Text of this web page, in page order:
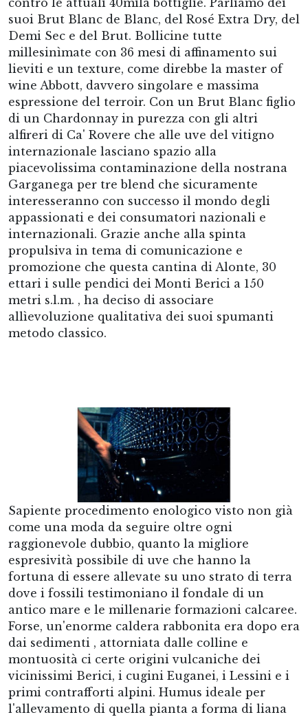
contro le attuali 40mila bottiglie. Parliamo dei
suoi Brut Blanc de Blanc, del Rosé Extra Dry, del
Demi Sec e del Brut. Bollicine tutte
millesinìmate con 36 mesi di affinamento sui
lieviti e un texture, come direbbe la master of
wine Abbott, davvero singolare e massima
espressione del terroir. Con un Brut Blanc figlio
di un Chardonnay in purezza con gli altri
alfireri di Ca' Rovere che alle uve del vitigno
internazionale lasciano spazio alla
piacevolissima contaminazione della nostrana
Garganega per tre blend che sicuramente
interesseranno con successo il mondo degli
appassionati e dei consumatori nazionali e
internazionali. Grazie anche alla spinta
propulsiva in tema di comunicazione e
promozione che questa cantina di Alonte, 30
ettari i sulle pendici dei Monti Berici a 150
metri s.l.m. , ha deciso di associare
allìevoluzione qualitativa dei suoi spumanti
metodo classico.
Sapiente procedimento enologico visto non già
come una moda da seguire oltre ogni
raggionevole dubbio, quanto la migliore
espresività possibile di uve che hanno la
fortuna di essere allevate su uno strato di terra
dove i fossili testimoniano il fondale di un
antico mare e le millenarie formazioni calcaree.
Forse, un'enorme caldera rabbonita era dopo era
dai sedimenti , attorniata dalle colline e
montuosità ci certe origini vulcaniche dei
vicinissimi Berici, i cugini Euganei, i Lessini e i
primi contrafforti alpini. Humus ideale per
l'allevamento di quella pianta a forma di liana